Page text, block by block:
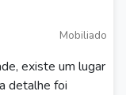
Mobiliado
existe um lugar
detalhe foi